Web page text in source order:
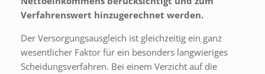
Verfahrenswert hinzugerechnet werden.
Der Versorgungsausgleich ist gleichzeitig ein ganz
wesentlicher Faktor für ein besonders langwieriges
Scheidungsverfahren. Bei einem Verzicht auf die